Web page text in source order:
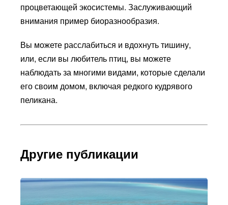
процветающей экосистемы. Заслуживающий
внимания пример биоразнообразия.
Вы можете расслабиться и вдохнуть тишину,
или, если вы любитель птиц, вы можете
наблюдать за многими видами, которые сделали
его своим домом, включая редкого кудрявого
пеликана.
Другие публикации